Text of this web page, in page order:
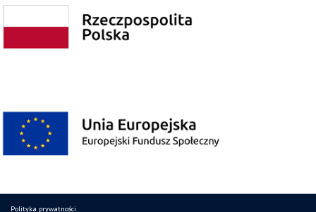
Polityka prywatności